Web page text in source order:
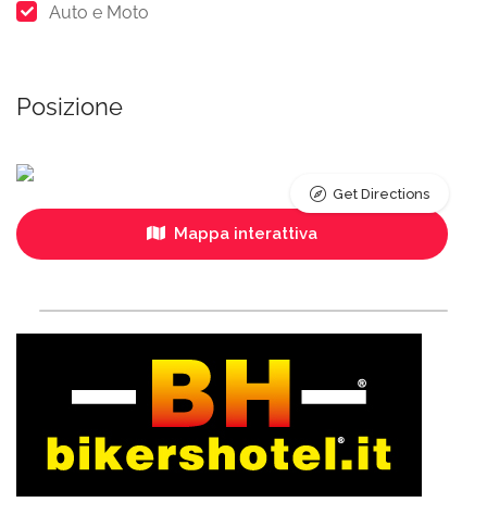
Auto e Moto
Posizione
Mappa interattiva
Get Directions